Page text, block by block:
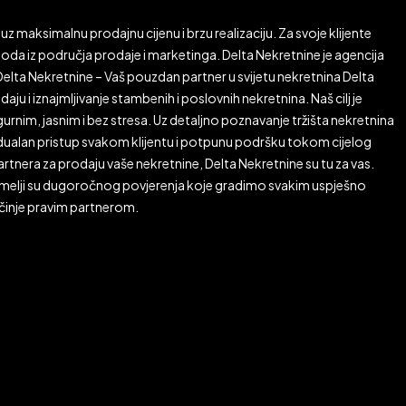
maksimalnu prodajnu cijenu i brzu realizaciju. Za svoje klijente
iz područja prodaje i marketinga. Delta Nekretnine je agencija
Nekretnine – Vaš pouzdan partner u svijetu nekretnina Delta
i iznajmljivanje stambenih i poslovnih nekretnina. Naš cilj je
jasnim i bez stresa. Uz detaljno poznavanje tržišta nekretnina
pristup svakom klijentu i potpunu podršku tokom cijelog
za prodaju vaše nekretnine, Delta Nekretnine su tu za vas.
su dugoročnog povjerenja koje gradimo svakim uspješno
pravim partnerom.